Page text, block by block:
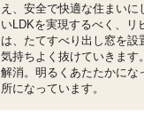
え、安全で快適な住まいに
いLDKを実現するべく、リ
は、たてすべり出し窓を
気持ちよく抜けていきます
解消。明るくあたたかにな
所になっています。